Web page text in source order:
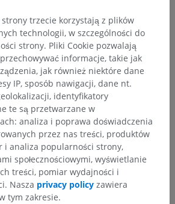
sugestii poprawek,
treści, które przełożą się na
Zgłoś problem
trzecie korzystają z plików
technologii, w szczególności do
strony. Pliki Cookie pozwalają
informacje, takie jak
jak również niektóre dane
IP, sposób nawigacji, dane nt.
identyfikatory
te są przetwarzane w
analiza i poprawa doświadczenia
przez nas treści, produktów
i analiza popularności strony,
społecznościowymi, wyświetlanie
treści, pomiar wydajności i
Nasza privacy policy zawiera
tym zakresie.